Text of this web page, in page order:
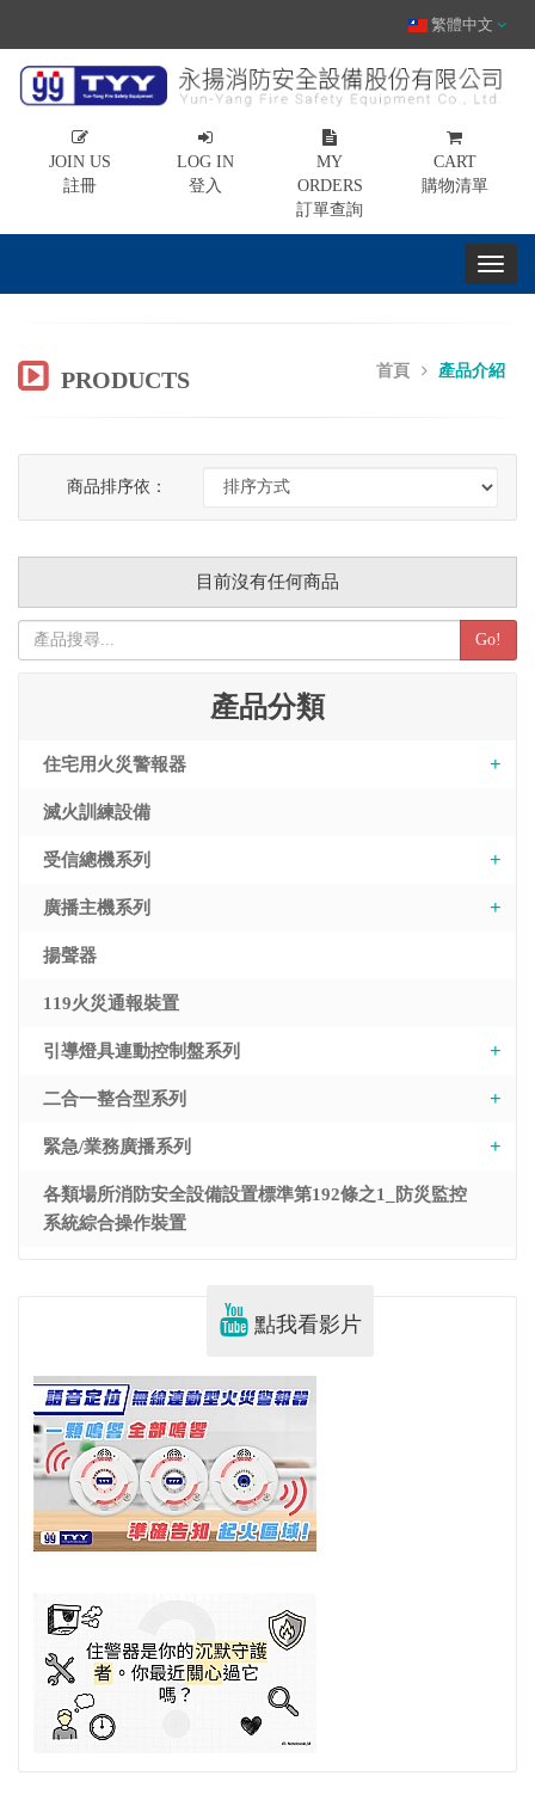
繁體中文
JOIN US
註冊
LOG IN
登入
MY
ORDERS
訂單查詢
CART
購物清單
首頁 產品介紹
PRODUCTS
Go!
產品分類
住宅用火災警報器
滅火訓練設備
受信總機系列
廣播主機系列
揚聲器
119火災通報裝置
引導燈具連動控制盤系列
二合一整合型系列
緊急/業務廣播系列
各類場所消防安全設備設置標準第192條之1_防災監控
系統綜合操作裝置
點我看影片
商品排序依：
目前沒有任何商品